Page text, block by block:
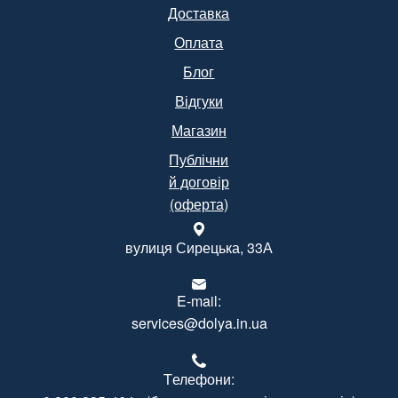
Доставка
Оплата
Блог
Відгуки
Магазин
Публічни
й договір
(оферта)
вулиця Сирецька, 33А
E-mail:
services@dolya.in.ua
Tелефони: